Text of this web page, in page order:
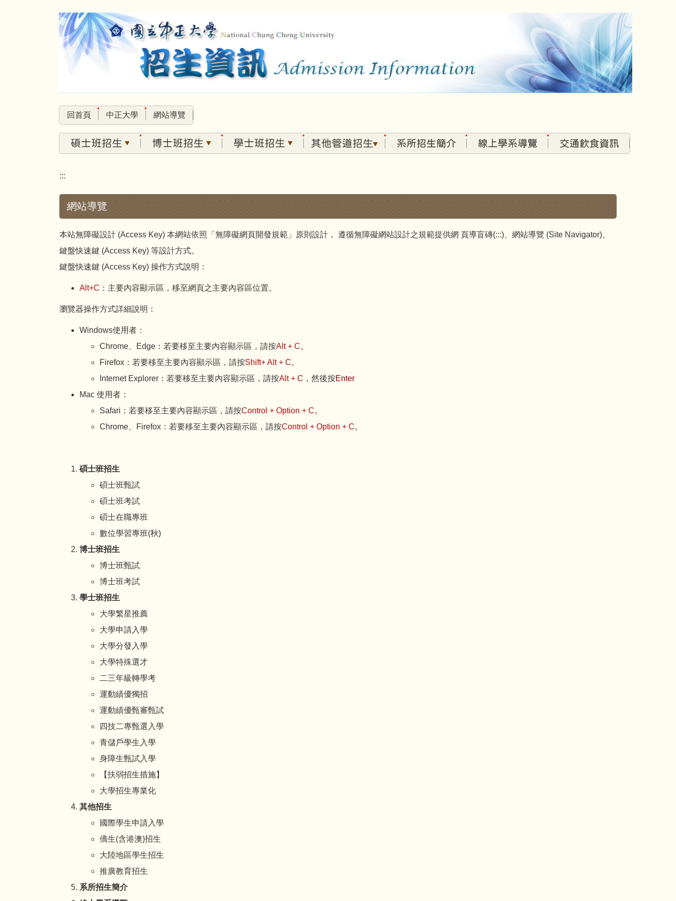
回首頁 中正大學 網站導覽
:::
網站導覽
本站無障礙設計 (Access Key) 本網站依照「無障礙網頁開發規範」原則設計， 遵循無障礙網站設計之規範提供網 頁導盲磚(:::)、網站導覽 (Site Navigator)、
鍵盤快速鍵 (Access Key) 等設計方式。
鍵盤快速鍵 (Access Key) 操作方式說明：
Alt+C ：主要內容顯示區，移至網頁之主要內容區位置。
瀏覽器操作方式詳細說明：
Windows使用者：
Chrome、Edge：若要移至主要內容顯示區，請按Alt + C。
Firefox：若要移至主要內容顯示區，請按Shift+ Alt + C。
Internet Explorer：若要移至主要內容顯示區，請按Alt + C ，然後按Enter
Mac 使用者：
Safari：若要移至主要內容顯示區，請按Control + Option + C。
Chrome、Firefox：若要移至主要內容顯示區，請按Control + Option + C。
碩士班招生
碩士班甄試
碩士班考試
碩士在職專班
數位學習專班(秋)
博士班招生
博士班甄試
博士班考試
學士班招生
大學繁星推薦
大學申請入學
大學分發入學
大學特殊選才
二三年級轉學考
運動績優獨招
運動績優甄審甄試
四技二專甄選入學
青儲戶學生入學
身障生甄試入學
【扶弱招生措施】
大學招生專業化
其他招生
國際學生申請入學
僑生(含港澳)招生
大陸地區學生招生
推廣教育招生
系所招生簡介